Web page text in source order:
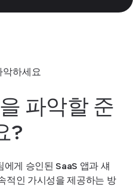
악하세요
파악할 준
?
게 승인된 SaaS 앱과 섀
적인 가시성을 제공하는 방